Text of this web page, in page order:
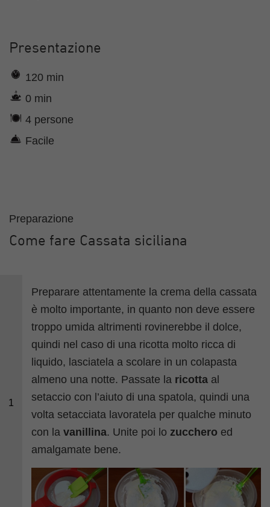
Presentazione
120 min
0 min
4 persone
Facile
Preparazione
Come fare Cassata siciliana
1
Preparare attentamente la crema della cassata
è molto importante, in quanto non deve essere
troppo umida altrimenti rovinerebbe il dolce,
quindi nel caso di una ricotta molto ricca di
liquido, lasciatela a scolare in un colapasta
almeno una notte. Passate la ricotta al
setaccio con l’aiuto di una spatola, quindi una
volta setacciata lavoratela per qualche minuto
con lavanillina. Unite poi lozucchero ed
amalgamate bene.